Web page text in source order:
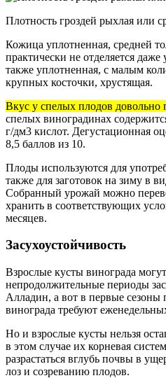
Плотность гроздей рыхлая или
Кожица уплотненная, средней
практически не отделяется
также уплотненная, с малым
крупных косточки, хрустящая.
Вкус у спелых плодов довольно
спелых виноградинах
г/дм3 кислот. Дегустационная
8,5 баллов из 10.
Плоды используются для
также для заготовок на зиму в
Собранный урожай можно
хранить в соответствующих
месяцев.
Засухоустойчивость
Взрослые кусты винограда
непродолжительные периоды
Алладин, а вот в первые сезоны
винограда требуют
Но и взрослые кусты нельзя
в этом случае их корневая
разрастаться вглубь почвы в
лоз и созреванию плодов.